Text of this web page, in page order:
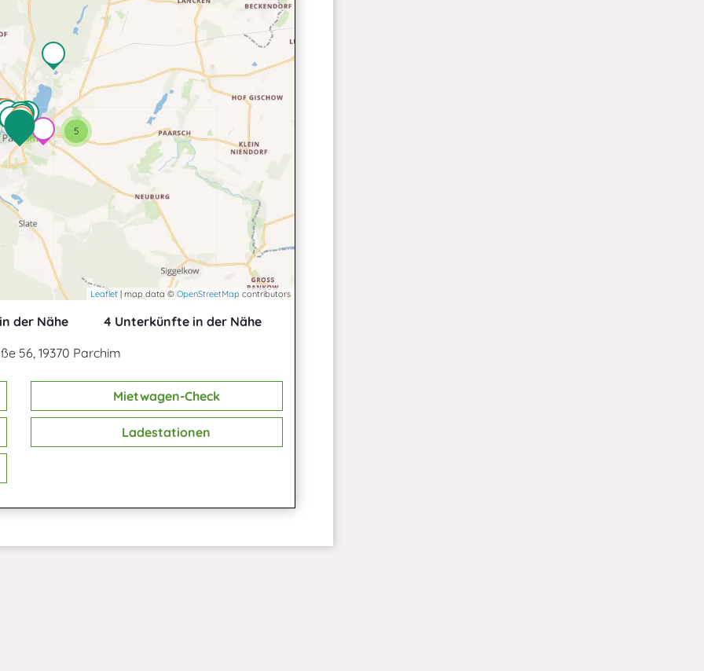
5
Leaflet | map data © OpenStreetMap contributors
der Nähe
4 Unterkünfte in der Nähe
56, 19370 Parchim
Mietwagen-Check
Ladestationen